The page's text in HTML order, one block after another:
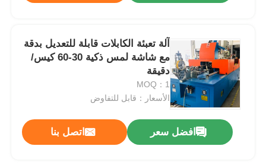
أخبار
جميع القضايا
طلب اقتباس
آلة تعبئة الكابلات قابلة للتعديل بدقة
مع شاشة لمس ذكية 30-60 كيس/
دقيقة
MOQ：1
الأسعار：قابل للتفاوض
افضل سعر اتصل بنا